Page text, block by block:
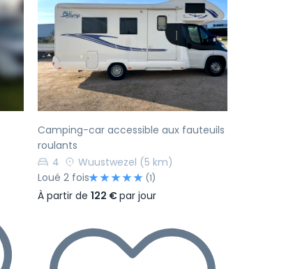
Suivant Précédent Suivant
Camping-car accessible aux fauteuils
roulants
4
Wuustwezel (5 km)
Loué 2 fois
(1)
À partir de122 €par jour